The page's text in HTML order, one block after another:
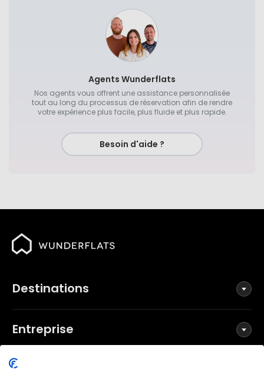
Agents Wunderflats
Nos agents vous offrent une assistance personnalisée
tout au long du processus de réservation afin de rendre
votre expérience plus facile, plus fluide et plus rapide.
Besoin d'aide ?
Destinations
Entreprise